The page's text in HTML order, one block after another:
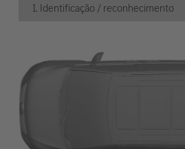
1. Identificação / reconhecimento